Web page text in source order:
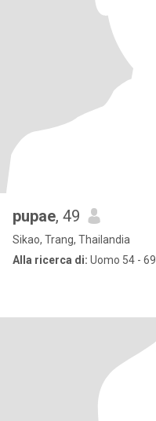
pupae, 49
Sikao, Trang, Thailandia
Alla ricerca di: Uomo 54 - 69